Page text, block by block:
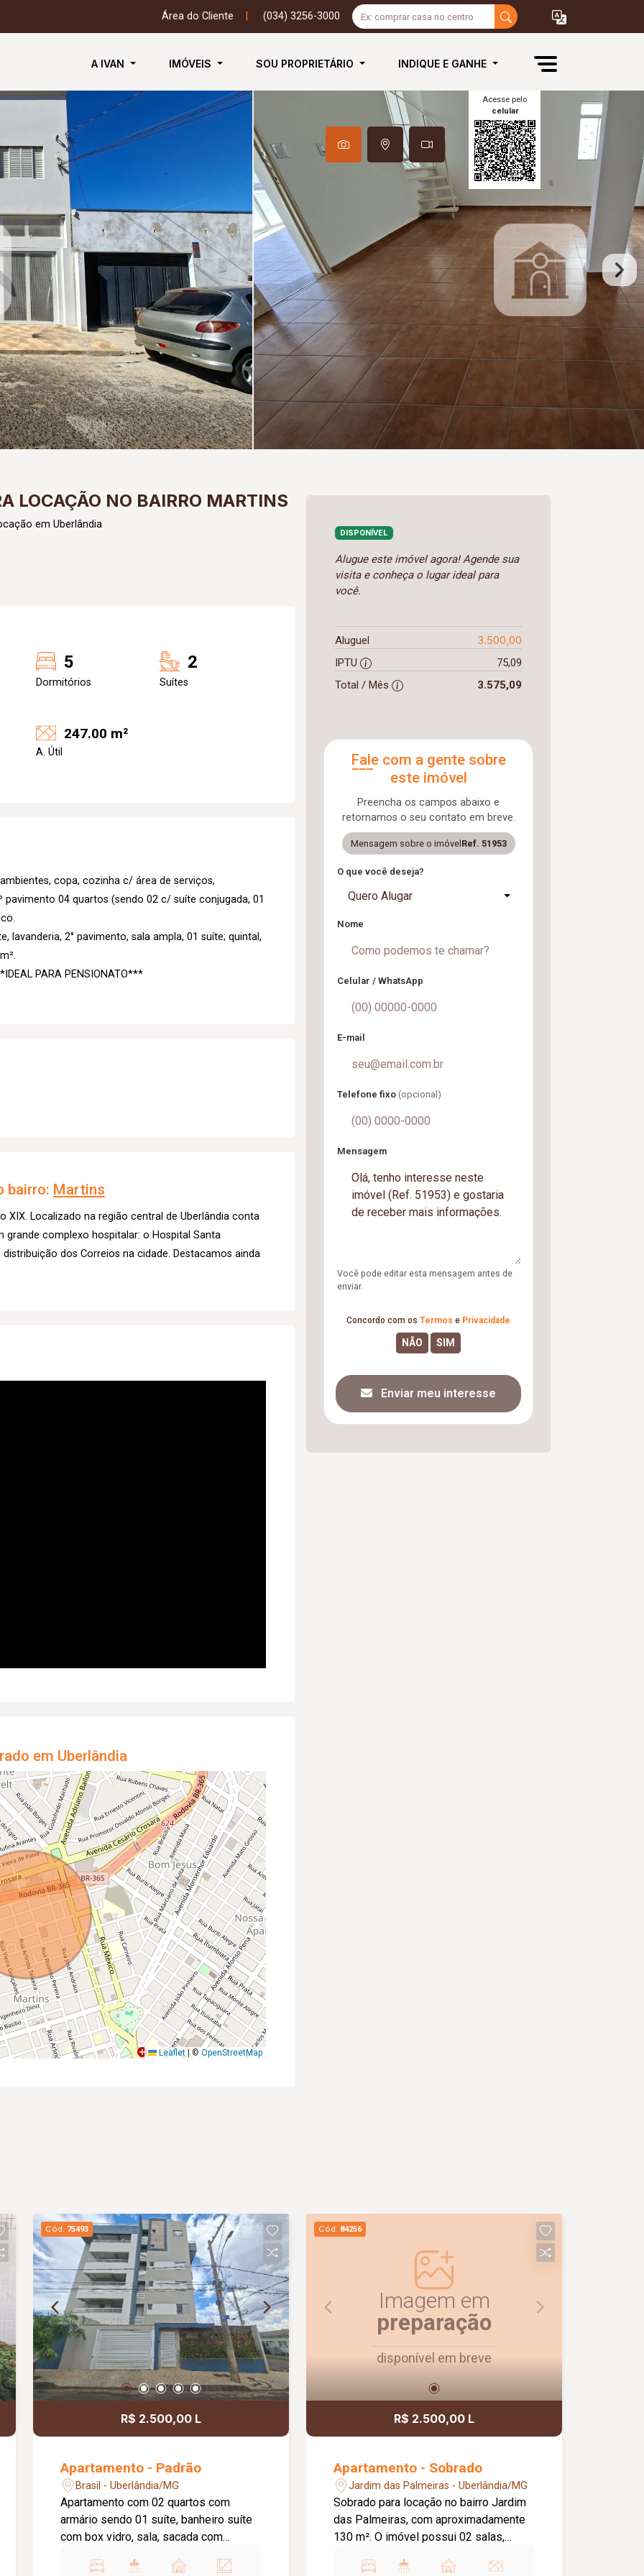
Área do Cliente (034) 3256-3000
A IVAN IMÓVEIS SOU PROPRIETÁRIO INDIQUE E GANHE
Acesse pelo
celular
LOCAÇÃO NO BAIRRO MARTINS
em Uberlândia
5
Dormitórios
2
Suítes
247.00 m²
A. Útil
copa, cozinha c/ área de serviços,
pavimento 04 quartos (sendo 02 c/ suíte conjugada, 01
lavanderia, 2° pavimento, sala ampla, 01 suíte; quintal,
PARA PENSIONATO***
bairro: Martins
XIX. Localizado na região central de Uberlândia conta
grande complexo hospitalar: o Hospital Santa
dos Correios na cidade. Destacamos ainda
em Uberlândia
Leaflet © OpenStreetMap
DISPONÍVEL
Alugue este imóvel agora! Agende sua
visita e conheça o lugar ideal para
você.
Aluguel 3.500,00
IPTU
75,09
Total / Mês
3.575,09
Fale com a gente sobre
este imóvel
Preencha os campos abaixo e
retornamos o seu contato em breve.
Mensagem sobre o imóvel Ref. 51953
O que você deseja?
Quero Alugar
Nome
Celular / WhatsApp
E-mail
Telefone fixo (opcional)
Mensagem
Você pode editar esta mensagem antes de
enviar.
Concordo com os Termos e Privacidade
Enviar meu interesse
Cód. 75493
R$ 2.500,00 L
Apartamento - Padrão
Brasil - Uberlândia/MG
Apartamento com 02 quartos com
armário sendo 01 suíte, banheiro suíte
com box vidro, sala, sacada com
armário e cooktop, área de serviço, 01
Cód. 84256
Imagem em
preparação
disponível em breve
R$ 2.500,00 L
Apartamento - Sobrado
Jardim das Palmeiras - Uberlândia/MG
Sobrado para locação no bairro Jardim
das Palmeiras, com aproximadamente
130 m². O imóvel possui 02 salas,
quartos, sendo 01 suíte, banheiro social